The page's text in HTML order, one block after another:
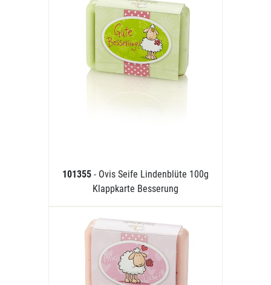
101355 - Ovis Seife Lindenblüte 100g
Klappkarte Besserung